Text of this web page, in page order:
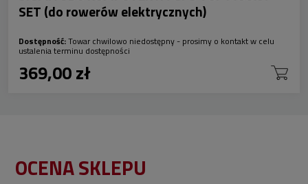
SET (do rowerów elektrycznych)
Dostępność:Towar chwilowo niedostępny - prosimy o kontakt w celu
ustalenia terminu dostępności
369,00 zł
OCENA SKLEPU